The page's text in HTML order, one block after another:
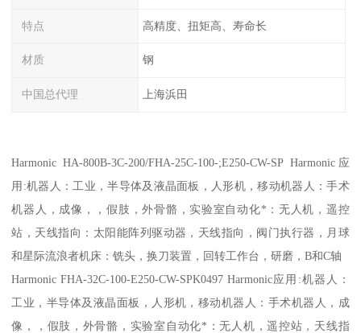
特点 高精度、扭矩高、寿命长
材质 钢
中国总代理 上海浜田
Harmonic HA-800B-3C-200/FHA-25C-100-;E250-CW-SP Harmonic应
用:机器人：工业，半导体及液晶面板，人形机，移动机器人：手术
机器人，成像，，假肢，外骨骼，实验室自动化*：无人机，遥控
站，天线指向：太阳能阵列驱动器，天线指向，阀门执行器，月球
和星际流浪者机床：铣头，换刀装置，回转工作台，研磨，B和C轴
Harmonic FHA-32C-100-E250-CW-SPK0497 Harmonic应用:机器人：
工业，半导体及液晶面板，人形机，移动机器人：手术机器人，成
像，，假肢，外骨骼，实验室自动化*：无人机，遥控站，天线指